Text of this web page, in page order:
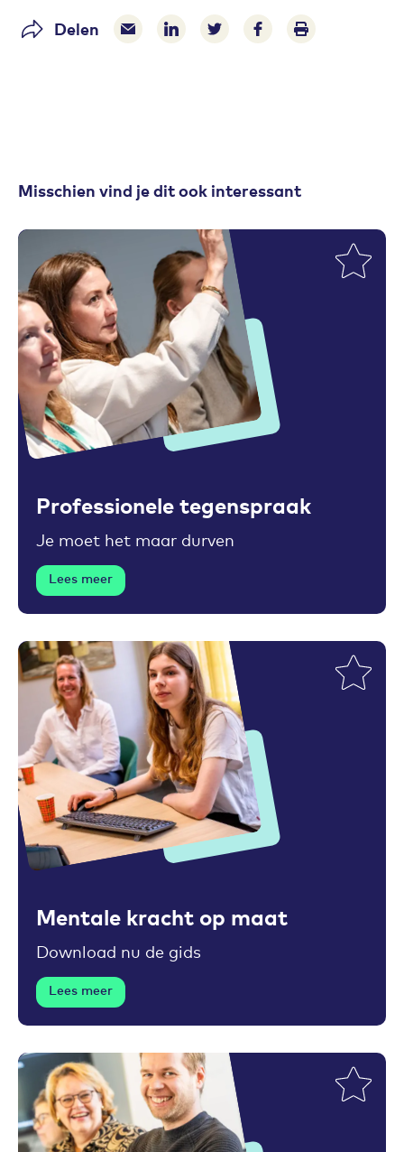
Delen Delen via e-mail
Delen via LinkedIn
Deel op Twitter
Deel op Facebook
Print pagina
Misschien vind je dit ook interessant
Toevoegen aan favorieten
Professionele tegenspraak
Je moet het maar durven
Lees meer
Toevoegen aan favorieten
Mentale kracht op maat
Download nu de gids
Lees meer